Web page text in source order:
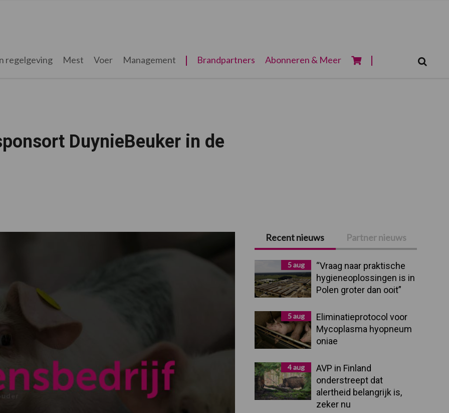
regelgeving Mest Voer Management Brandpartners Abonneren & Meer
DuynieBeuker in de
Primaire
Sidebar
Recent nieuws Partner nieuws
5 aug
“Vraag naar praktische
hygieneoplossingen is in
Polen groter dan ooit”
5 aug
Eliminatieprotocol voor
Mycoplasma hyopneum
oniae
4 aug
AVP in Finland
onderstreept dat
alertheid belangrijk is,
zeker nu